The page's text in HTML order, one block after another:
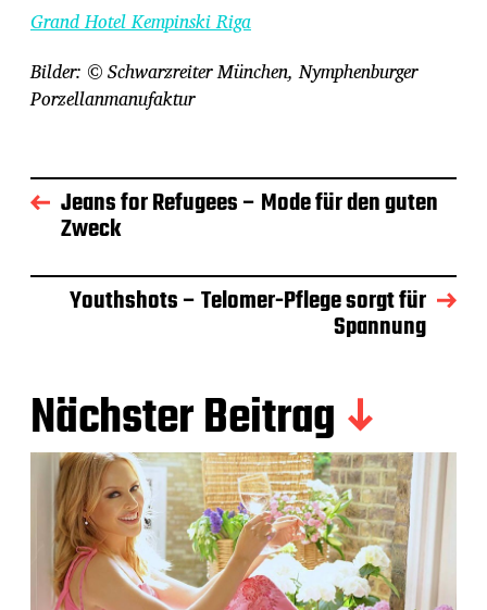
Grand Hotel Kempinski Riga
Bilder: © Schwarzreiter München, Nymphenburger
Porzellanmanufaktur
Jeans for Refugees – Mode für den guten
Zweck
Youthshots – Telomer-Pflege sorgt für
Spannung
Nächster Beitrag